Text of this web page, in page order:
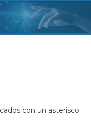
con un asterisco: